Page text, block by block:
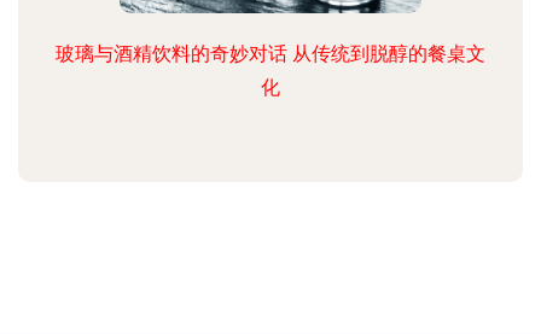
玻璃与酒精饮料的奇妙对话 从传统到脱醇的餐桌文
化